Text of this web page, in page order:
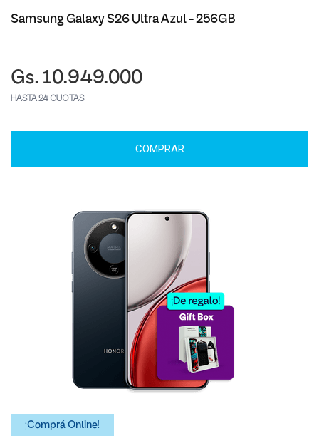
Samsung Galaxy S26 Ultra Azul - 256GB
Gs. 10.949.000
HASTA 24 CUOTAS
COMPRAR
¡Comprá Online!